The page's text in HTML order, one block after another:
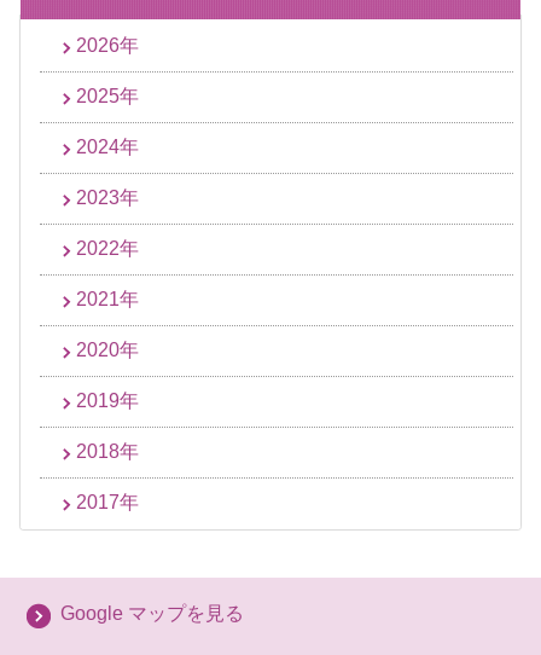
2026年
2025年
2024年
2023年
2022年
2021年
2020年
2019年
2018年
2017年
Google マップを見る